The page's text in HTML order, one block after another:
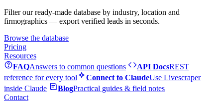
Filter our ready-made database by industry, location and
firmographics — export verified leads in seconds.
Browse the database
Pricing
Resources
FAQAnswers to common questions API DocsREST
reference for every tool
Connect to ClaudeUse Livescraper
inside Claude
BlogPractical guides & field notes
Contact